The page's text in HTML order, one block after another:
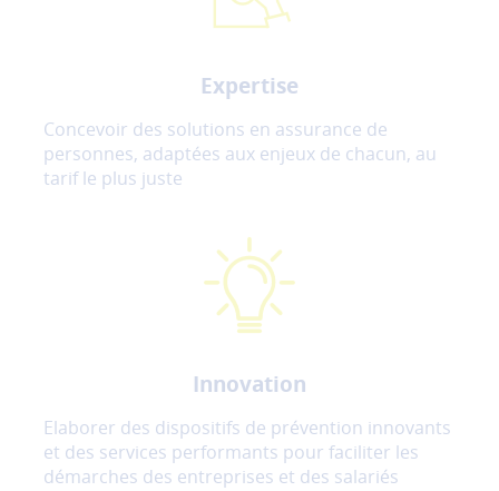
Expertise
Concevoir des solutions en assurance de
personnes, adaptées aux enjeux de chacun, au
tarif le plus juste
Innovation
Elaborer des dispositifs de prévention innovants
et des services performants pour faciliter les
démarches des entreprises et des salariés